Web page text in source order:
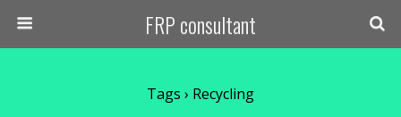
FRP consultant
Tags › Recycling